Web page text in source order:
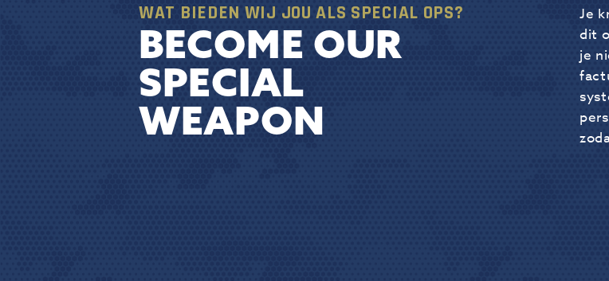
WAT BIEDEN WIJ JOU ALS SPECIAL OPS?
BECOME OUR
SPECIAL
WEAPON
Je
dit
je